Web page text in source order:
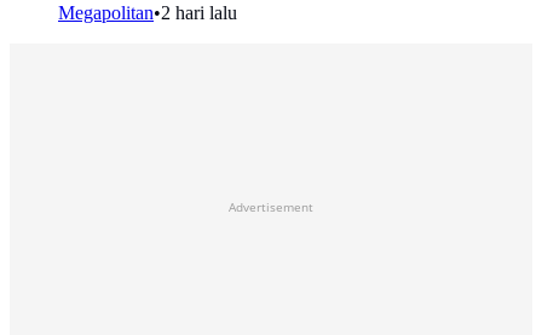
Megapolitan•2 hari lalu
Advertisement